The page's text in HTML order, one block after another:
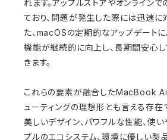
れます。アップルストアやオンライン
ており、問題が発生した際には迅速に
た、macOSの定期的なアップデートに
機能が継続的に向上し、長期間安心
きます。
これらの要素が融合したMacBook
ューティングの理想形とも言える存在
美しいデザイン、パワフルな性能、使
プルのエコシステム、環境に優しい製